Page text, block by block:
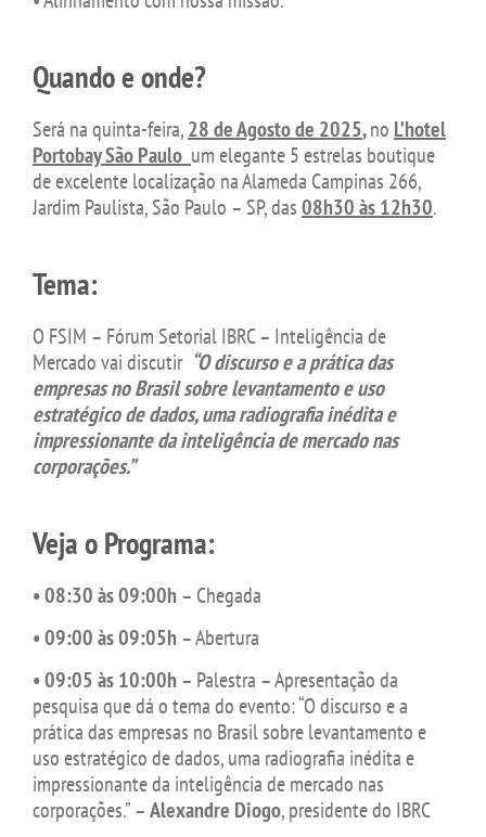
Quando e onde?
Será na quinta-feira,28 de Agosto de 2025,no L’hotel
Portobay São Paulo um elegante 5 estrelas boutique
de excelente localização na Alameda Campinas 266,
Jardim Paulista, São Paulo – SP, das08h30 às 12h30.
Tema:
O FSIM – Fórum Setorial IBRC – Inteligência de
Mercado vai discutir “O discurso e a prática das
empresas no Brasil sobre levantamento e uso
estratégico de dados, uma radiografia inédita e
impressionante da inteligência de mercado nas
corporações.”
Veja o Programa:
• 08:30 às 09:00h – Chegada
• 09:00 às 09:05h – Abertura
• 09:05 às 10:00h – Palestra – Apresentação da
pesquisa que dá o tema do evento: “O discurso e a
prática das empresas no Brasil sobre levantamento e
uso estratégico de dados, uma radiografia inédita e
impressionante da inteligência de mercado nas
corporações.” –Alexandre Diogo, presidente do IBRC